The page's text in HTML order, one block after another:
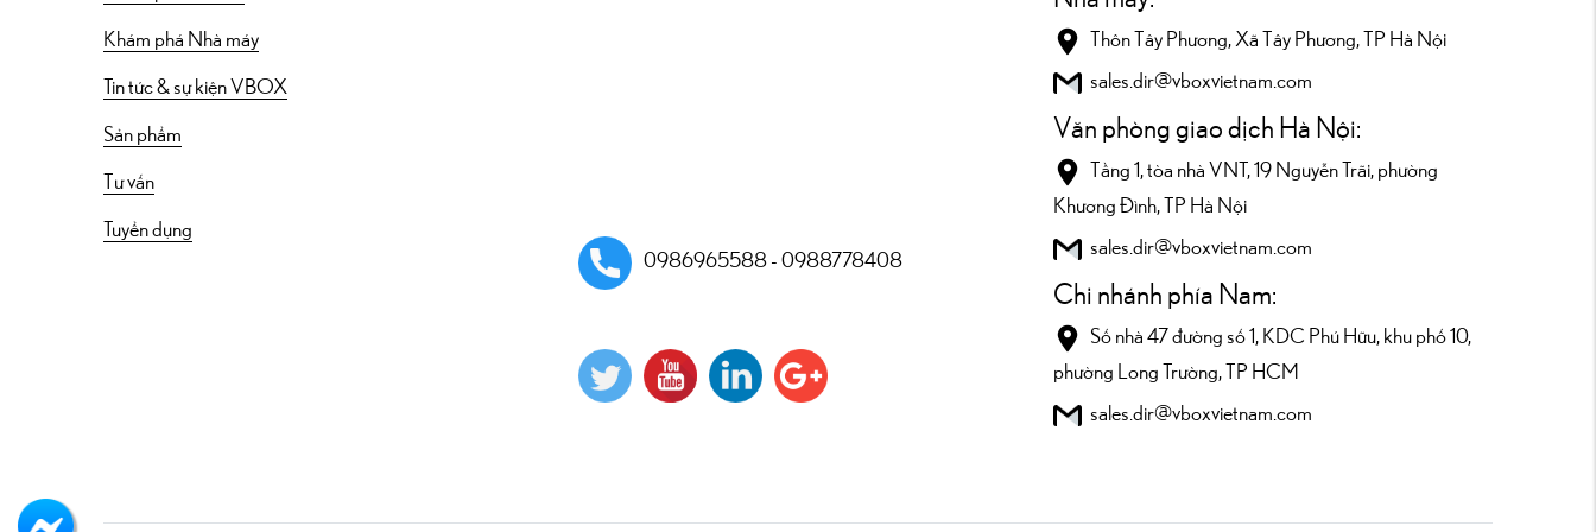
Khám phá Nhà máy
Tin tức & sự kiện VBOX
Sản phẩm
Tư vấn
Tuyển dụng
0986965588 - 0988778408
Thôn Tây Phương, Xã Tây Phương, TP Hà Nội
sales.dir@vboxvietnam.com
Văn phòng giao dịch Hà Nội:
Tầng 1, tòa nhà VNT, 19 Nguyễn Trãi, phường
Khương Đình, TP Hà Nội
sales.dir@vboxvietnam.com
Chi nhánh phía Nam:
Số nhà 47 đường số 1, KDC Phú Hữu, khu phố 10,
phường Long Trường, TP HCM
sales.dir@vboxvietnam.com